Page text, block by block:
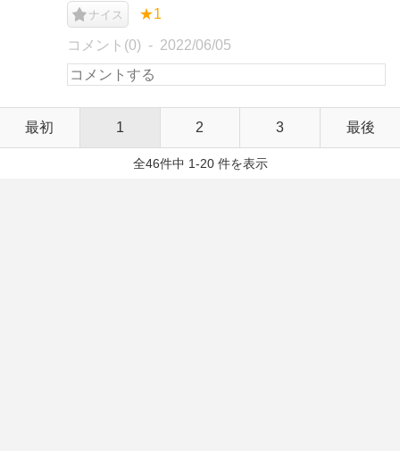
ナイス ★1
コメント(0) 2022/06/05
最初 1 2 3 最後
全46件中 1-20 件を表示